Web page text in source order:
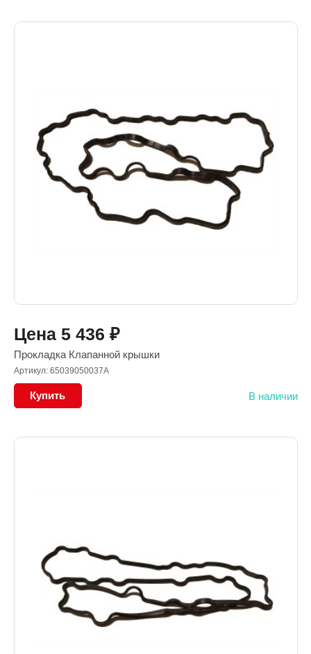
Цена 5 436 ₽
Прокладка Клапанной крышки
Артикул: 65039050037A
Купить В наличии